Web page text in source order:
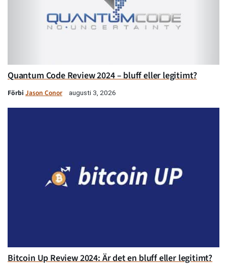
Quantum Code Review 2024 – bluff eller legitimt?
Förbi Jason Conor augusti 3, 2026
Bitcoin Up Review 2024: Är det en bluff eller legitimt?